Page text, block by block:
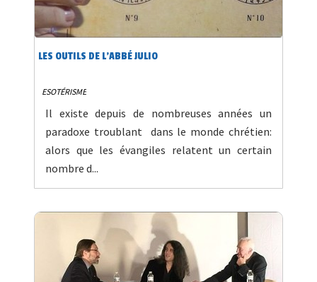
LES OUTILS DE L’ABBÉ JULIO
ESOTÉRISME
Il existe depuis de nombreuses années un
paradoxe troublant dans le monde chrétien:
alors que les évangiles relatent un certain
nombre d...